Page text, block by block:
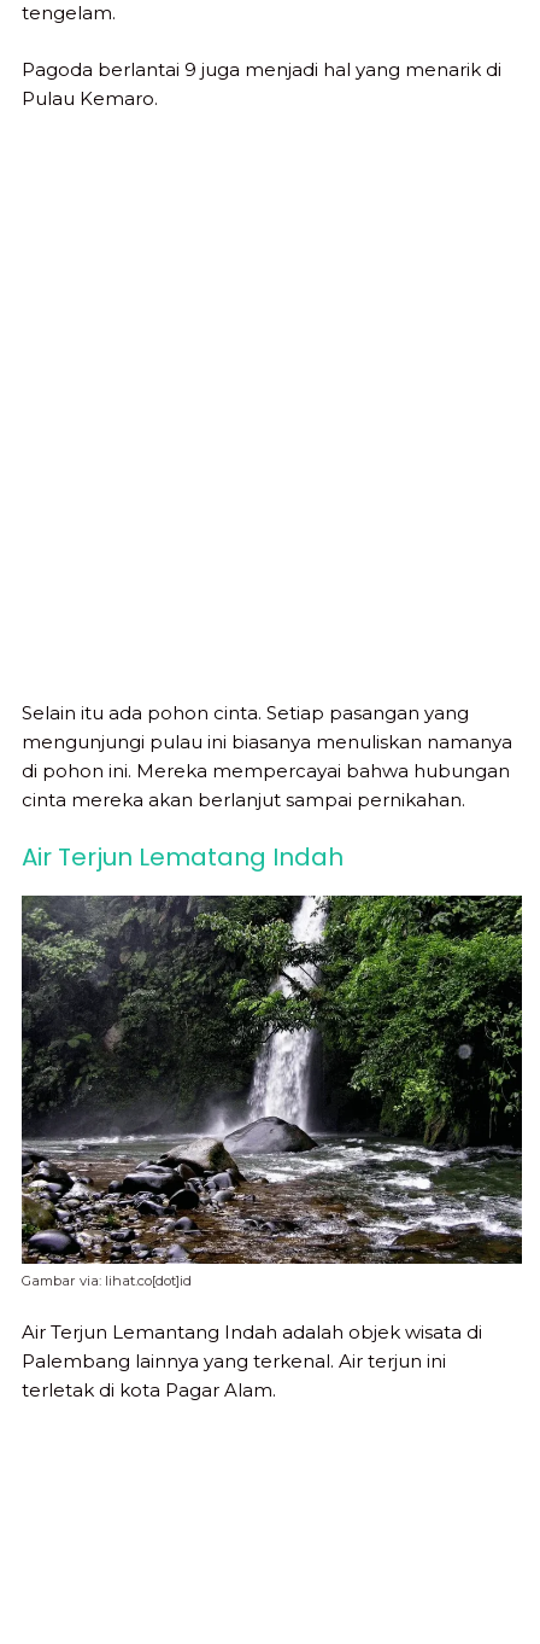
tengelam.
Pagoda berlantai 9 juga menjadi hal yang menarik di
Pulau Kemaro.
Selain itu ada pohon cinta. Setiap pasangan yang
mengunjungi pulau ini biasanya menuliskan namanya
di pohon ini. Mereka mempercayai bahwa hubungan
cinta mereka akan berlanjut sampai pernikahan.
Air Terjun Lematang Indah
Gambar via: lihat.co[dot]id
Air Terjun Lemantang Indah adalah objek wisata di
Palembang lainnya yang terkenal. Air terjun ini
terletak di kota Pagar Alam.